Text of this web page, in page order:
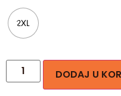
2XL
DODAJ U